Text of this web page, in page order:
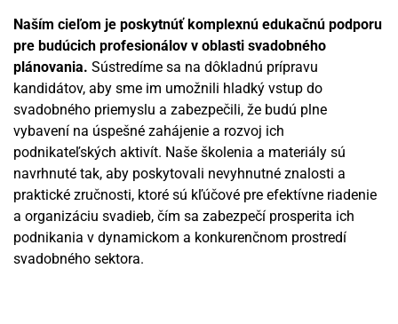
Naším cieľom je poskytnúť komplexnú edukačnú podporu
pre budúcich profesionálov v oblasti svadobného
plánovania. Sústredíme sa na dôkladnú prípravu
kandidátov, aby sme im umožnili hladký vstup do
svadobného priemyslu a zabezpečili, že budú plne
vybavení na úspešné zahájenie a rozvoj ich
podnikateľských aktivít. Naše školenia a materiály sú
navrhnuté tak, aby poskytovali nevyhnutné znalosti a
praktické zručnosti, ktoré sú kľúčové pre efektívne riadenie
a organizáciu svadieb, čím sa zabezpečí prosperita ich
podnikania v dynamickom a konkurenčnom prostredí
svadobného sektora.